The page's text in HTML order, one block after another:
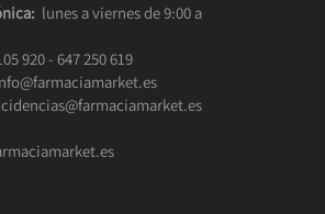
lunes a viernes de 9:00 a
920- 647 250 619